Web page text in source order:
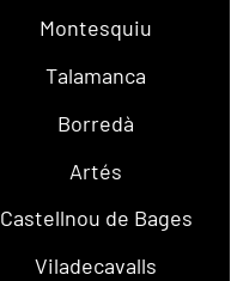
Montesquiu
Talamanca
Borredà
Artés
Castellnou de Bages
Viladecavalls